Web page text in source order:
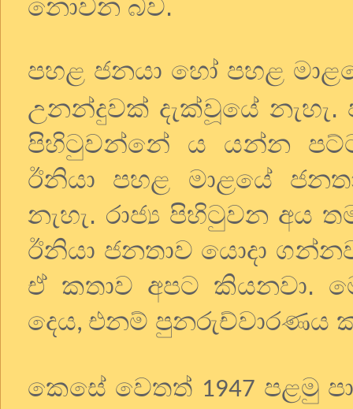
නොවන බව.
පහළ ජනයා හෝ පහළ
උනන්දුවක් දැක්වූයේ නැහැ.
පිහිටුවන්නේ ය යන්න
ඊනියා පහළ මාළයේ
නැහැ. රාජ්‍ය පිහිටුවන අය
ඊනියා ජනතාව යොදා
ඒ කතාව අපට කියනවා.
දෙය, එනම් පුනරුච්වාරණය
කෙසේ වෙතත් 1947 පළමු